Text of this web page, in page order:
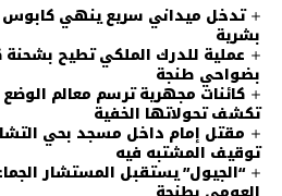
تدخل ميداني سريع ينهي
بشرية
عملية للدرك الملكي تطيح بشحنة
بضواحي طنجة
كائنات مجهرية ترسم معالم
تكشف تحولاتها الخفية
مقتل إمام داخل مسجد بحي
توقيف المشتبه فيه
“الجيول” يستقبل المستشار